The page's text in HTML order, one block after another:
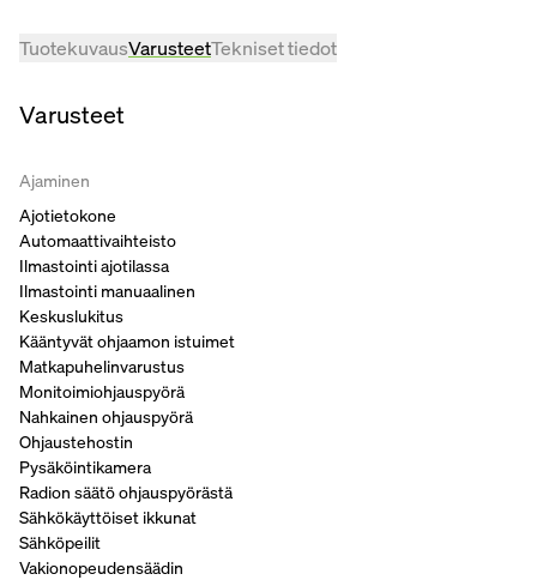
TuotekuvausVarusteetTekniset tiedot
Varusteet
Ajaminen
Ajotietokone
Automaattivaihteisto
Ilmastointi ajotilassa
Ilmastointi manuaalinen
Keskuslukitus
Kääntyvät ohjaamon istuimet
Matkapuhelinvarustus
Monitoimiohjauspyörä
Nahkainen ohjauspyörä
Ohjaustehostin
Pysäköintikamera
Radion säätö ohjauspyörästä
Sähkökäyttöiset ikkunat
Sähköpeilit
Vakionopeudensäädin